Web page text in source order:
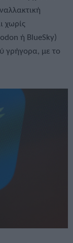
χωρίς
ή BlueSky)
γρήγορα, με το